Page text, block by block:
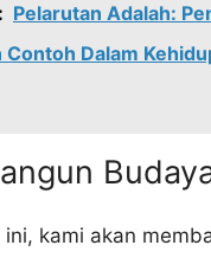
Pelarutan Adalah:
Contoh Dalam
kami akan